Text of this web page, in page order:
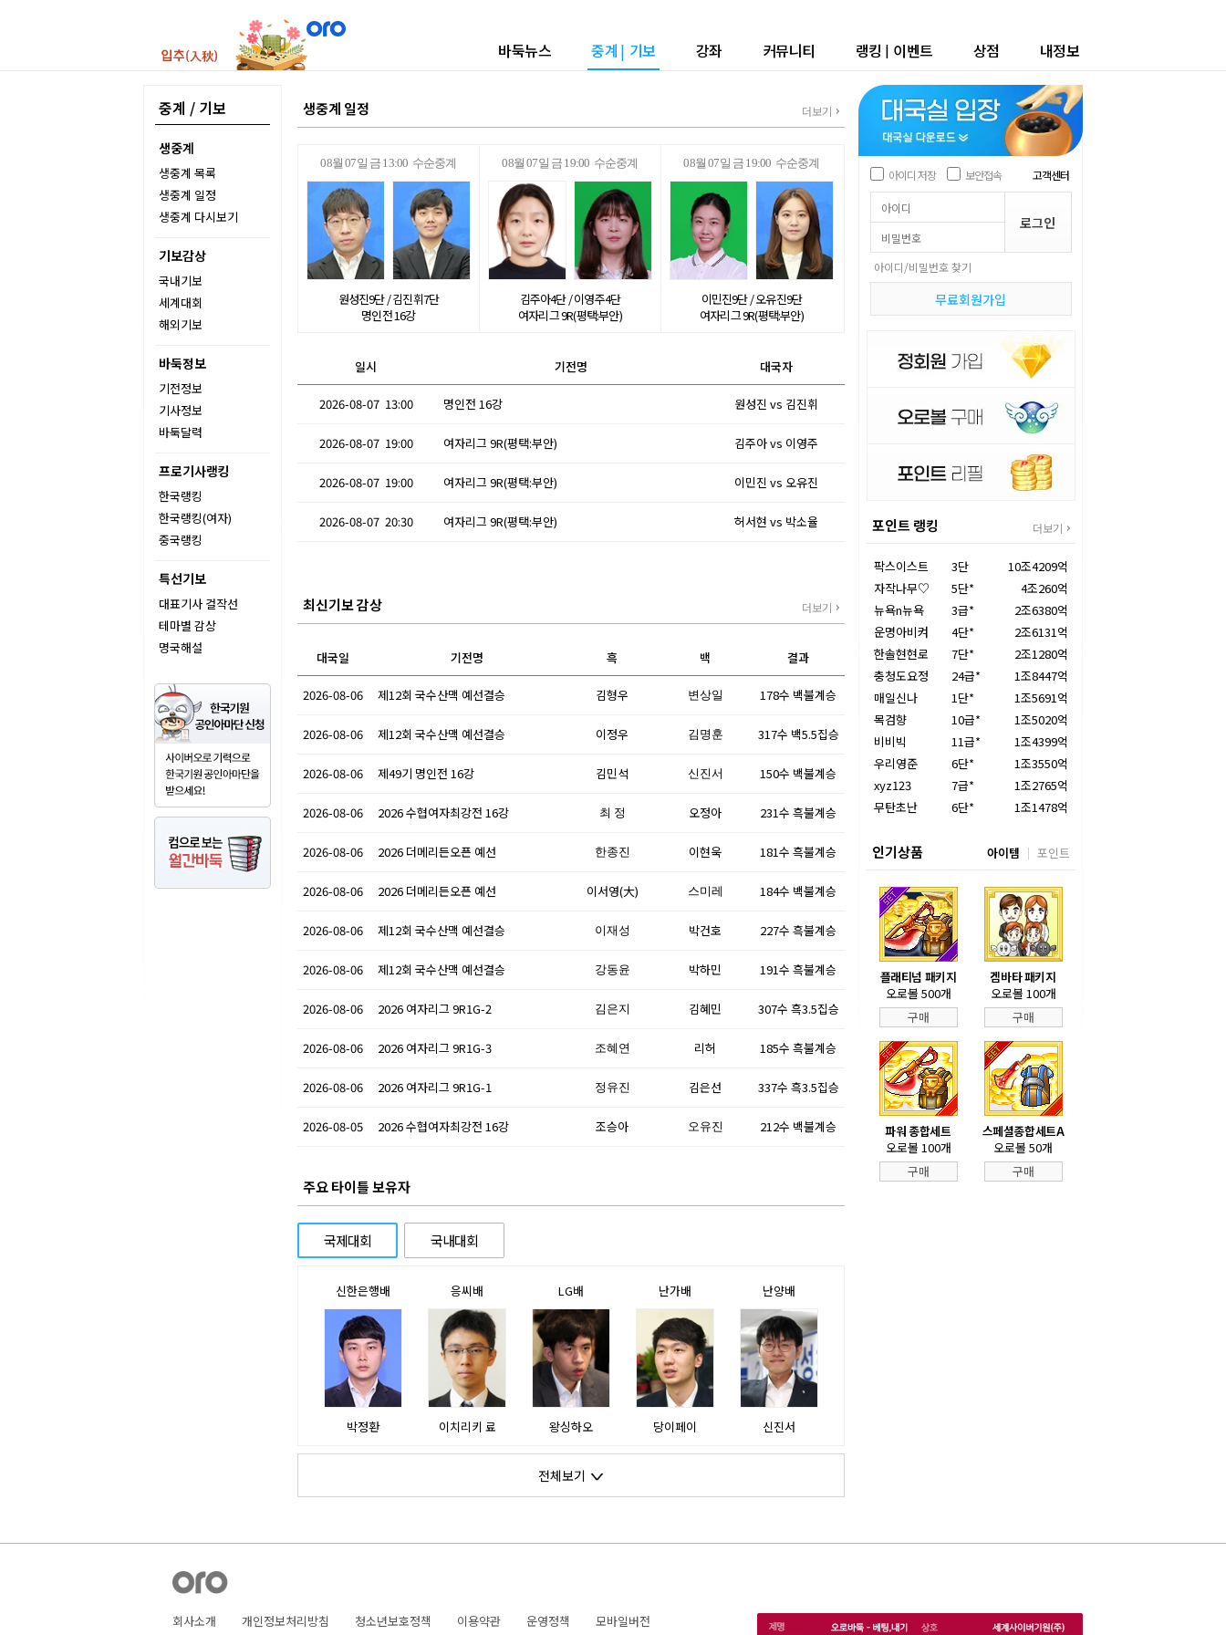
바둑뉴스 중계 | 기보 강좌 커뮤니티 랭킹 | 이벤트 상점 내정보
중계 / 기보
생중계
생중계 목록
생중계 일정
생중계 다시보기
기보감상
국내기보
세계대회
해외기보
바둑정보
기전정보
기사정보
바둑달력
프로기사랭킹
한국랭킹
한국랭킹(여자)
중국랭킹
특선기보
대표기사 걸작선
테마별 감상
명국해설
생중계 일정 더보기
08월 07일 금 13:00 수순중계
원성진9단 / 김진휘7단
명인전 16강
08월 07일 금 19:00 수순중계
김주아4단 / 이영주4단
여자리그 9R(평택:부안)
08월 07일 금 19:00 수순중계
이민진9단 / 오유진9단
여자리그 9R(평택:부안)
일시 기전명 대국자
2026-08-07 13:00 명인전 16강 원성진 vs 김진휘
2026-08-07 19:00 여자리그 9R(평택:부안) 김주아 vs 이영주
2026-08-07 19:00 여자리그 9R(평택:부안) 이민진 vs 오유진
2026-08-07 20:30 여자리그 9R(평택:부안) 허서현 vs 박소율
최신기보 감상 더보기
대국일 기전명 흑 백 결과
2026-08-06 제12회 국수산맥 예선결승 김형우 변상일 178수 백불계승
2026-08-06 제12회 국수산맥 예선결승 이정우 김명훈 317수 백5.5집승
2026-08-06 제49기 명인전 16강 김민석 신진서 150수 백불계승
2026-08-06 2026 수협여자최강전 16강 최 정 오정아 231수 흑불계승
2026-08-06 2026 더메리든오픈 예선 한종진 이현욱 181수 흑불계승
2026-08-06 2026 더메리든오픈 예선 이서영(大) 스미레 184수 백불계승
2026-08-06 제12회 국수산맥 예선결승 이재성 박건호 227수 흑불계승
2026-08-06 제12회 국수산맥 예선결승 강동윤 박하민 191수 흑불계승
2026-08-06 2026 여자리그 9R1G-2 김은지 김혜민 307수 흑3.5집승
2026-08-06 2026 여자리그 9R1G-3 조혜연 리허 185수 흑불계승
2026-08-06 2026 여자리그 9R1G-1 정유진 김은선 337수 흑3.5집승
2026-08-05 2026 수협여자최강전 16강 조승아 오유진 212수 백불계승
주요 타이틀 보유자
국제대회 국내대회
신한은행배
박정환
응씨배
이치리키 료
LG배
왕싱하오
난가배
당이페이
난양배
신진서
전체보기
아이디 저장 보안접속 고객센터
아이디/비밀번호 찾기
무료회원가입
포인트 랭킹 더보기
팍스이스트 3단
10조4209억
자작나무♡
5단*
4조260억
뉴욕n뉴욕
3급*
2조6380억
운명아비켜
4단*
2조6131억
한솔현현로
7단*
2조1280억
충청도요정
24급*
1조8447억
매일신나
1단*
1조5691억
목검향
10급*
1조5020억
비비빅
11급*
1조4399억
우리영준
6단*
1조3550억
xyz123
7급*
1조2765억
무탄초난
6단* 1조1478억
인기상품 아이템 포인트
플래티넘 패키지
오로볼 500개
구매
겜바타 패키지
오로볼 100개
구매
파워 종합세트
오로볼 100개
구매
스페셜종합세트A
오로볼 50개
구매
회사소개 개인정보처리방침 청소년보호정책 이용약관 운영정책 모바일버전